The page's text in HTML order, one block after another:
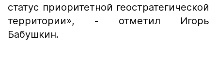
статус приоритетной геостратегической
территории», - отметил Игорь
Бабушкин.